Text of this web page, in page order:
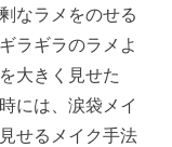
なラメをのせる
ラギラのラメよ
大きく見せた
には、涙袋メイ
せるメイク手法